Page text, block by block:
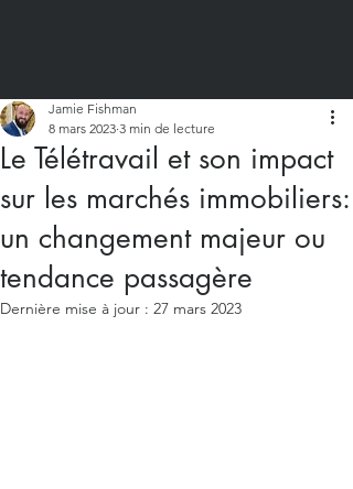
Le Télétravail et son impact
sur les marchés immobiliers:
un changement majeur ou
tendance passagère
Jamie Fishman
8 mars 2023 3 min de lecture
Dernière mise à jour : 27 mars 2023